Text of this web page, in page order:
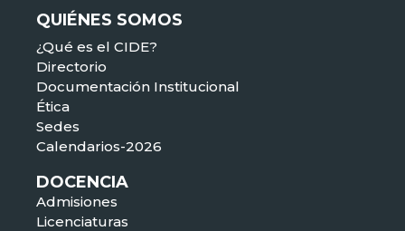
QUIÉNES SOMOS
¿Qué es el CIDE?
Directorio
Documentación Institucional
Ética
Sedes
Calendarios-2026
DOCENCIA
Admisiones
Licenciaturas